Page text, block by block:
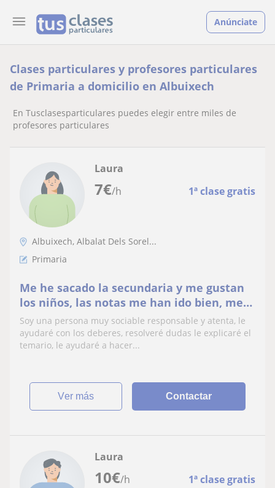
Anúnciate
Clases particulares y profesores particulares
de Primaria a domicilio en Albuixech
En Tusclasesparticulares puedes elegir entre miles de
profesores particulares
7€/h 1ª clase gratis
Laura
Albuixech, Albalat Dels Sorel...
Primaria
Me he sacado la secundaria y me gustan
los niños, las notas me han ido bien, me
gustaría enseñar a niños diferentes
materias y que aprendan
Soy una persona muy sociable responsable y atenta, le
ayudaré con los deberes, resolveré dudas le explicaré el
temario, le ayudaré a hacer...
ver más Contactar
10€/h 1ª clase gratis
Laura